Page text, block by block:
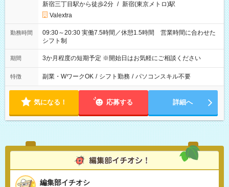
新宿三丁目駅から徒歩2分 / 新宿(東京メトロ)駅
Valextra
勤務時間
09:30～20:30 実働7.5時間／休憩1.5時間 営業時間に合わせた
シフト制
期間 3か月程度の短期予定 ※開始日はお気軽にご相談ください
特徴 副業・WワークOK / シフト勤務 / パソコンスキル不要
気になる！ 応募する 詳細へ
編集部イチオシ